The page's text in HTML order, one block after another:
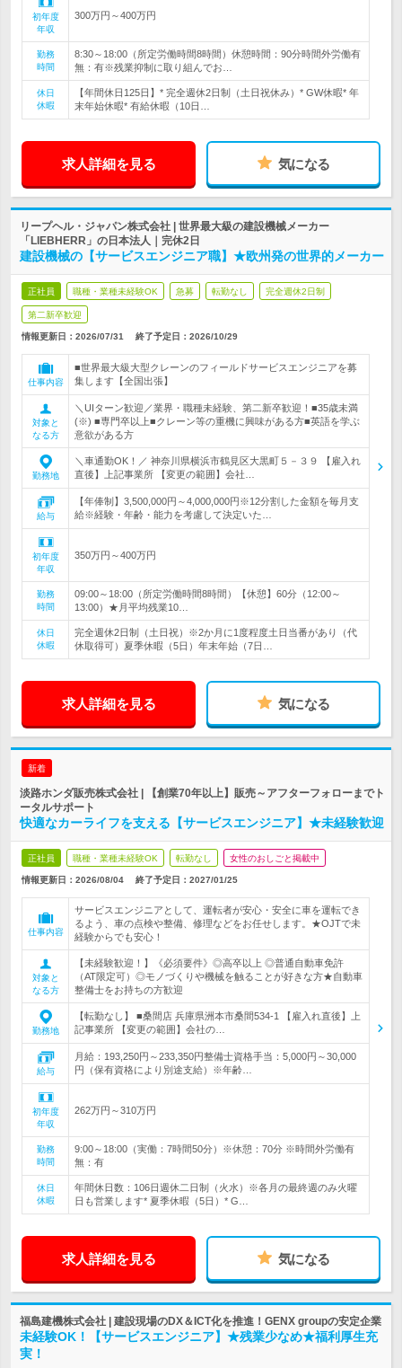
初年度
年収
300万円～400万円
勤務
時間
8:30～18:00（所定労働時間8時間）休憩時間：90分時間外労働有
無：有※残業抑制に取り組んでお…
休日
休暇
【年間休日125日】* 完全週休2日制（土日祝休み）* GW休暇* 年
末年始休暇* 有給休暇（10日…
求人詳細を見る 気になる
リープヘル・ジャパン株式会社 | 世界最大級の建設機械メーカー
「LIEBHERR」の日本法人｜完休2日
建設機械の【サービスエンジニア職】★欧州発の世界的メーカー
正社員 職種・業種未経験OK 急募 転勤なし 完全週休2日制
第二新卒歓迎
情報更新日：2026/07/31 終了予定日： 2026/10/29
仕事内容
■世界最大級大型クレーンのフィールドサービスエンジニアを募
集します【全国出張】
対象と
なる方
＼UIターン歓迎／業界・職種未経験、第二新卒歓迎！■35歳未満
(※) ■専門卒以上■クレーン等の重機に興味がある方■英語を学ぶ
意欲がある方
勤務地
＼車通勤OK！／ 神奈川県横浜市鶴見区大黒町５－３９ 【雇入れ
直後】上記事業所 【変更の範囲】会社…
給与
【年俸制】3,500,000円～4,000,000円※12分割した金額を毎月支
給※経験・年齢・能力を考慮して決定いた…
初年度
年収
350万円～400万円
勤務
時間
09:00～18:00（所定労働時間8時間）【休憩】60分（12:00～
13:00）★月平均残業10…
休日
休暇
完全週休2日制（土日祝）※2か月に1度程度土日当番があり（代
休取得可）夏季休暇（5日）年末年始（7日…
求人詳細を見る 気になる
新着
淡路ホンダ販売株式会社 | 【創業70年以上】販売～アフターフォローまでト
ータルサポート
快適なカーライフを支える【サービスエンジニア】★未経験歓迎
正社員 職種・業種未経験OK 転勤なし 女性のおしごと掲載中
情報更新日：2026/08/04 終了予定日： 2027/01/25
仕事内容
サービスエンジニアとして、運転者が安心・安全に車を運転でき
るよう、車の点検や整備、修理などをお任せします。★OJTで未
経験からでも安心！
対象と
なる方
【未経験歓迎！】《必須要件》◎高卒以上 ◎普通自動車免許
（AT限定可）◎モノづくりや機械を触ることが好きな方★自動車
整備士をお持ちの方歓迎
勤務地
【転勤なし】 ■桑間店 兵庫県洲本市桑間534-1 【雇入れ直後】上
記事業所 【変更の範囲】会社の…
給与
月給：193,250円～233,350円整備士資格手当：5,000円～30,000
円（保有資格により別途支給）※年齢…
初年度
年収
262万円～310万円
勤務
時間
9:00～18:00（実働：7時間50分）※休憩：70分 ※時間外労働有
無：有
休日
休暇
年間休日数：106日週休二日制（火水）※各月の最終週のみ火曜
日も営業します* 夏季休暇（5日）* G…
求人詳細を見る 気になる
福島建機株式会社 | 建設現場のDX＆ICT化を推進！GENX groupの安定企業
未経験OK！【サービスエンジニア】★残業少なめ★福利厚生充
実！